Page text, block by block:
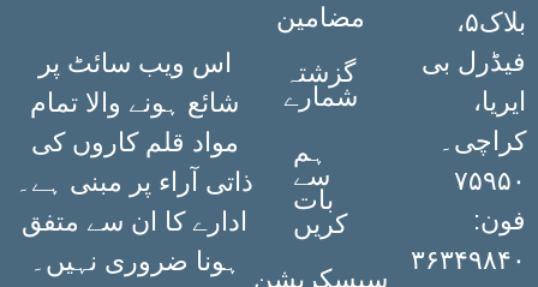
بلاک۵،
فیڈرل بی
ایریا،
کراچی۔
۷۵۹۵۰
فون:
مضامین
گزشتہ
شمارے
ہم
سے
بات
کریں
سبسکرپشن
اس ویب سائٹ پر
شائع ہونے والا تمام
مواد قلم کاروں کی
ذاتی آراء پر مبنی ہے۔
ادارے کا ان سے متفق
ہونا ضروری نہیں۔